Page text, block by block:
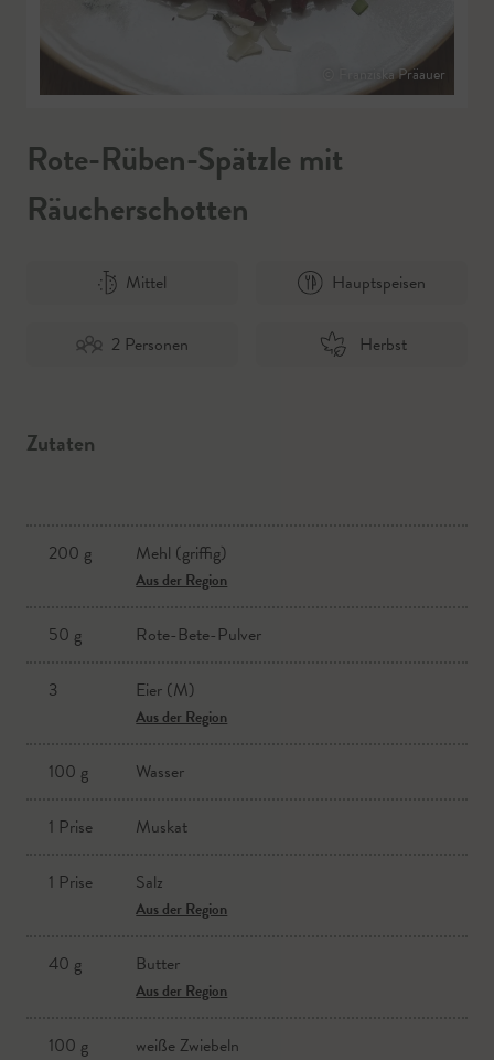
© Franziska Präauer
Rote-Rüben-Spätzle mit
Räucherschotten
Mittel Hauptspeisen
2 Personen Herbst
Zutaten
200 g Mehl (griffig)
Aus der Region
50 g Rote-Bete-Pulver
3 Eier (M)
Aus der Region
100 g Wasser
1 Prise Muskat
1 Prise Salz
Aus der Region
40 g Butter
Aus der Region
100 g weiße Zwiebeln